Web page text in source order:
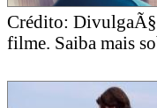
Crédito:
filme. Saiba mais